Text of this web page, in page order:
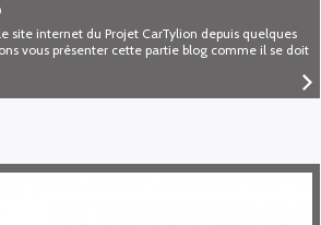
site internet du Projet CarTylion depuis quelques
vous présenter cette partie blog comme il se doit